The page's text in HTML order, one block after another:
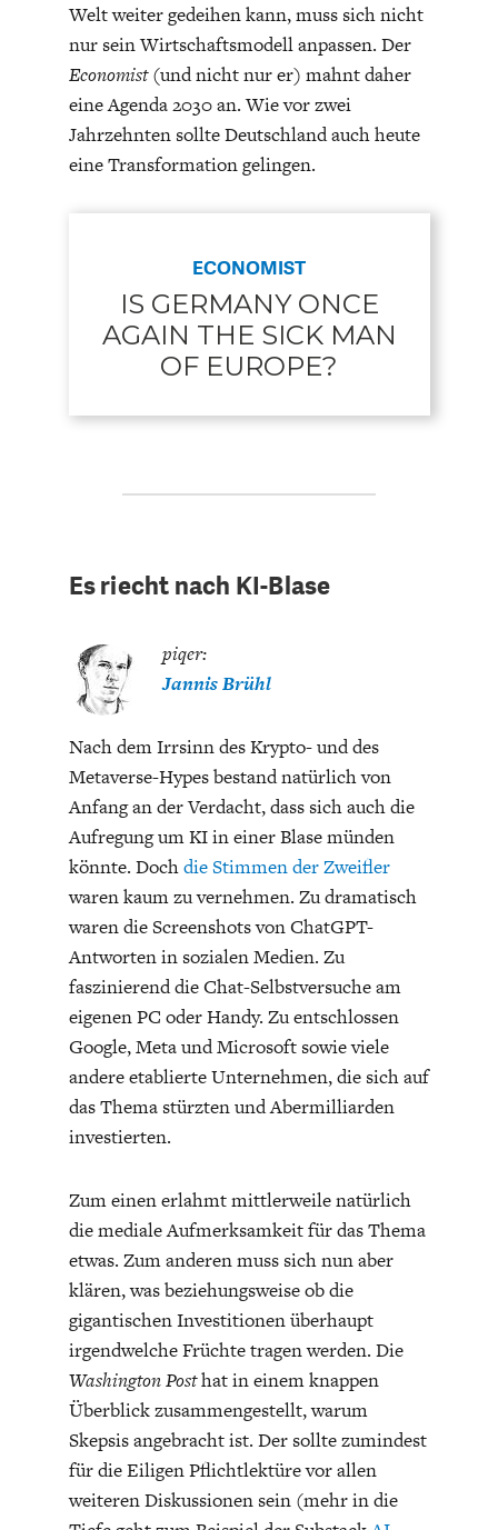
Welt weiter gedeihen kann, muss sich nicht
nur sein Wirtschaftsmodell anpassen. Der
Economist(und nicht nur er) mahnt daher
eine Agenda 2030 an. Wie vor zwei
Jahrzehnten sollte Deutschland auch heute
eine Transformation gelingen.
ECONOMIST
IS GERMANY ONCE
AGAIN THE SICK MAN
OF EUROPE?
Es riecht nach KI-Blase
piqer:
Jannis Brühl
Nach dem Irrsinn des Krypto- und des
Metaverse-Hypes bestand natürlich von
Anfang an der Verdacht, dass sich auch die
Aufregung um KI in einer Blase münden
könnte. Dochdie Stimmen der Zweifler
waren kaum zu vernehmen. Zu dramatisch
waren die Screenshots von ChatGPT-
Antworten in sozialen Medien. Zu
faszinierend die Chat-Selbstversuche am
eigenen PC oder Handy. Zu entschlossen
Google, Meta und Microsoft sowie viele
andere etablierte Unternehmen, die sich auf
das Thema stürzten und Abermilliarden
investierten.
Zum einen erlahmt mittlerweile natürlich
die mediale Aufmerksamkeit für das Thema
etwas. Zum anderen muss sich nun aber
klären, was beziehungsweise ob die
gigantischen Investitionen überhaupt
irgendwelche Früchte tragen werden. Die
Washington Posthat in einem knappen
Überblick zusammengestellt, warum
Skepsis angebracht ist. Der sollte zumindest
für die Eiligen Pflichtlektüre vor allen
weiteren Diskussionen sein (mehr in die